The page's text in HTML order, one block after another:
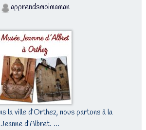
apprendsmoimaman
la ville d’Orthez, nous partons à la
d’Albret. …